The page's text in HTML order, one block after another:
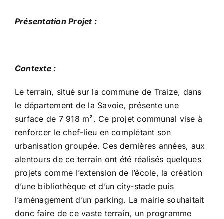
Présentation Projet :
Contexte :
Le terrain, situé sur la commune de Traize, dans
le département de la Savoie, présente une
surface de 7 918 m². Ce projet communal vise à
renforcer le chef-lieu en complétant son
urbanisation groupée. Ces dernières années, aux
alentours de ce terrain ont été réalisés quelques
projets comme l’extension de l’école, la création
d’une bibliothèque et d’un city-stade puis
l’aménagement d’un parking. La mairie souhaitait
donc faire de ce vaste terrain, un programme